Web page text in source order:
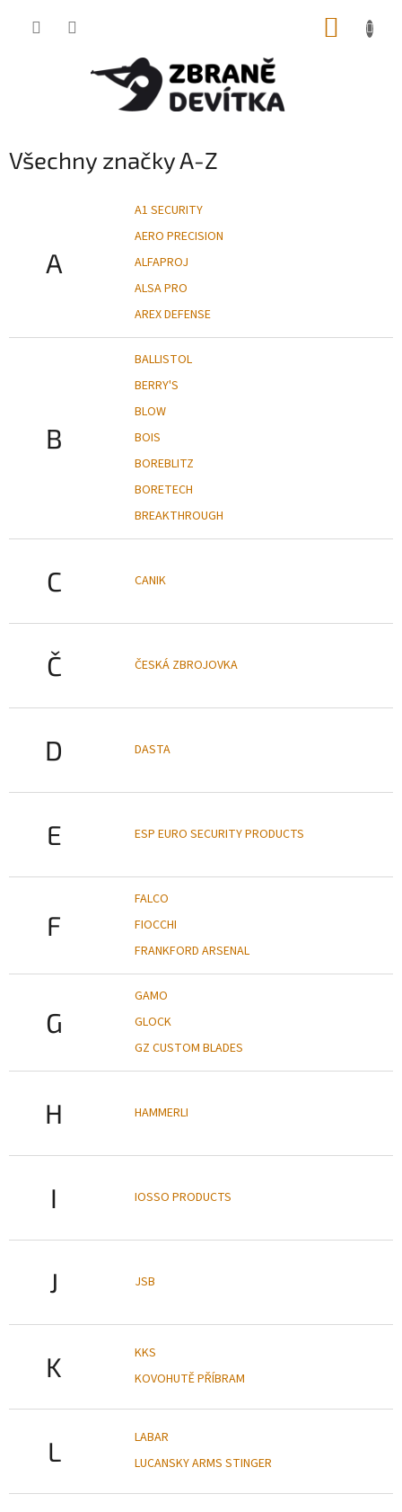
Všechny značky A-Z
A
A1 SECURITY
AERO PRECISION
ALFAPROJ
ALSA PRO
AREX DEFENSE
B
BALLISTOL
BERRY'S
BLOW
BOIS
BOREBLITZ
BORETECH
BREAKTHROUGH
C CANIK
Č ČESKÁ ZBROJOVKA
D DASTA
E ESP EURO SECURITY PRODUCTS
F
FALCO
FIOCCHI
FRANKFORD ARSENAL
G
GAMO
GLOCK
GZ CUSTOM BLADES
H HAMMERLI
I IOSSO PRODUCTS
J JSB
K
KKS
KOVOHUTĚ PŘÍBRAM
L
LABAR
LUCANSKY ARMS STINGER